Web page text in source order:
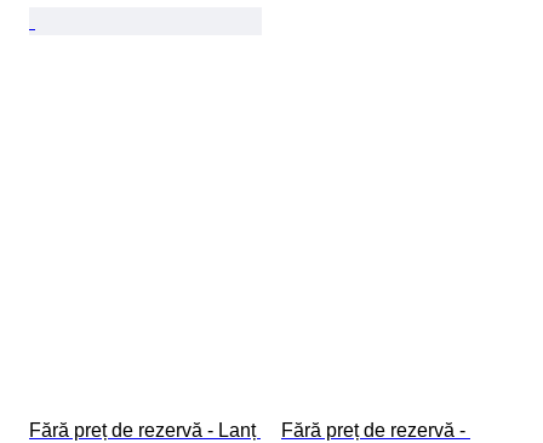
Fără preț de rezervă - Lanț
Fără preț de rezervă -